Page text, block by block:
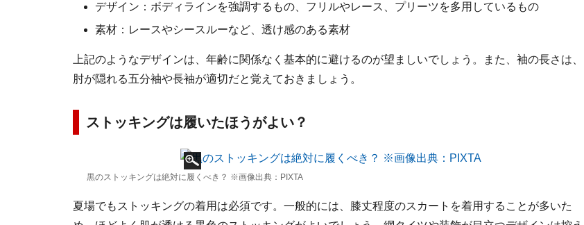
デザイン：ボディラインを強調するもの、フリルやレース、プリーツを多用しているもの
素材：レースやシースルーなど、透け感のある素材
上記のようなデザインは、年齢に関係なく基本的に避けるのが望ましいでしょう。また、袖の長さは、
肘が隠れる五分袖や長袖が適切だと覚えておきましょう。
ストッキングは履いたほうがよい？
黒のストッキングは絶対に履くべき？ ※画像出典：PIXTA
夏場でもストッキングの着用は必須です。一般的には、膝丈程度のスカートを着用することが多いた